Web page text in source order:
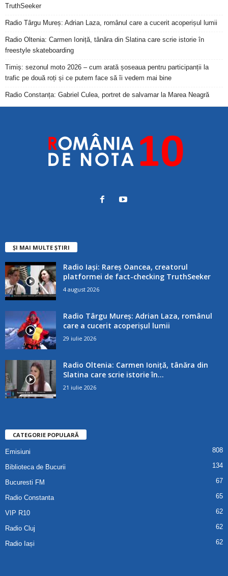
TruthSeeker
Radio Târgu Mureș: Adrian Laza, românul care a cucerit acoperișul lumii
Radio Oltenia: Carmen Ioniță, tânăra din Slatina care scrie istorie în
freestyle skateboarding
Timiș: sezonul moto 2026 – cum arată șoseaua pentru participanții la
trafic pe două roți și ce putem face să îi vedem mai bine
Radio Constanța: Gabriel Culea, portret de salvamar la Marea Neagră
ȘI MAI MULTE ȘTIRI
Radio Iași: Rareș Oancea, creatorul
platformei de fact-checking TruthSeeker
4 august 2026
Radio Târgu Mureș: Adrian Laza, românul
care a cucerit acoperișul lumii
29 iulie 2026
Radio Oltenia: Carmen Ioniță, tânăra din
Slatina care scrie istorie în...
21 iulie 2026
CATEGORIE POPULARĂ
Emisiuni 808
Biblioteca de Bucurii 134
Bucuresti FM 67
Radio Constanta 65
VIP R10 62
Radio Cluj 62
Radio Iași 62